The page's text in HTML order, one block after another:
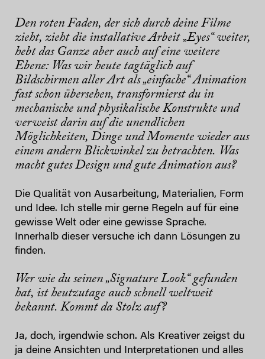
Den roten Faden, der sich durch deine Filme
zieht, zieht die installativeArbeit „Eyes“ weiter,
hebt das Ganze aber auch auf eine weitere
Ebene: Was wir heute tagtäglich auf
Bildschirmen aller Art als „einfache“ Animation
fast schon übersehen, transformierst du in
mechanische und physikalische Konstrukte und
verweist darin auf die unendlichen
Möglichkeiten, Dinge und Momente wieder aus
einem andern Blickwinkel zu betrachten. Was
macht gutes Design und gute Animation aus?
Die Qualität von Ausarbeitung, Materialien, Form
und Idee. Ich stelle mir gerne Regeln auf für eine
gewisse Welt oder eine gewisse Sprache.
Innerhalb dieser versuche ich dann Lösungen zu
finden.
Wer wie du seinen „Signature Look“ gefunden
hat, ist heutzutage auch schnell weltweit
bekannt. Kommt da Stolz auf?
Ja, doch, irgendwie schon. Als Kreativer zeigst du
ja deine Ansichten und Interpretationen und alles